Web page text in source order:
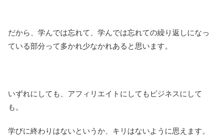
だから、学んでは忘れて、学んでは忘れての繰り返しになっ
ている部分って多かれ少なかれあると思います。
いずれにしても、アフィリエイトにしてもビジネスにして
も。
学びに終わりはないというか、キリはないように思えます。